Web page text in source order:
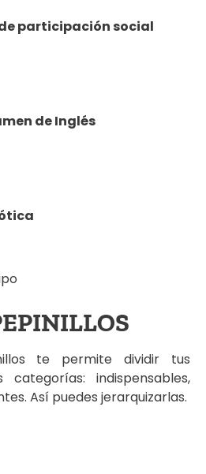
participación social
de Inglés
te permite dividir tus
indispensables,
Así puedes jerarquizarlas.